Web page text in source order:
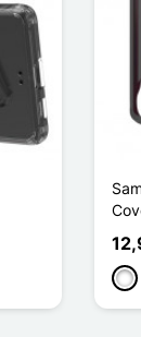
Weiß